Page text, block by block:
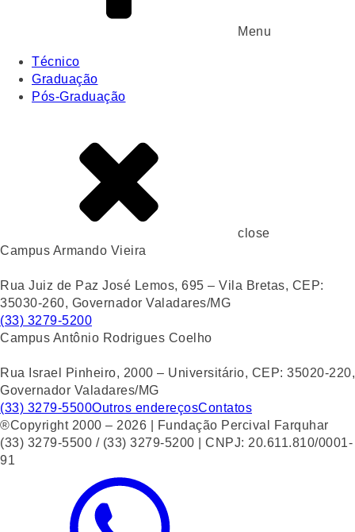
Menu
Técnico
Graduação
Pós-Graduação
close
Campus Armando Vieira
Rua Juiz de Paz José Lemos, 695 – Vila Bretas, CEP:
35030-260, Governador Valadares/MG
(33) 3279-5200
Campus Antônio Rodrigues Coelho
Rua Israel Pinheiro, 2000 – Universitário, CEP: 35020-220,
Governador Valadares/MG
(33) 3279-5500Outros endereçosContatos
®Copyright 2000 – 2026 | Fundação Percival Farquhar
(33) 3279-5500 / (33) 3279-5200 | CNPJ: 20.611.810/0001-
91